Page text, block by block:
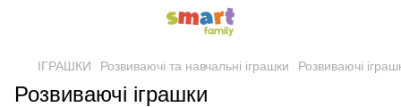
ІГРАШКИ Розвиваючі та навчальні іграшки Розвиваючі
Розвиваючі іграшки